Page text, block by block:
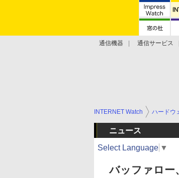
通信機器 通信サービス
INTERNET Watch ハードウ
ニュース
Select Language ▼
バッファロー